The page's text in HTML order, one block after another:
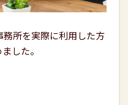
所を実際に利用した方
した。